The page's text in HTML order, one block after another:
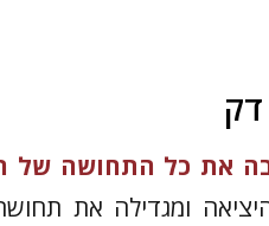
את כל התחושה של
ומגדילה את